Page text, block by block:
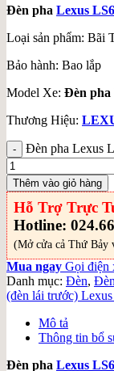
Đèn pha Lexus
Loại sản phẩm: Bãi
Bảo hành: Bao lắp
Model Xe: Đèn pha
Thương Hiệu:
Đèn pha Lexus
Thêm vào giỏ hàng
Hỗ Trợ Trực
Hotline:
(Mở cửa cả Thứ Bảy
Mua ngay Gọi điện
Danh mục: Đèn,
(đèn lái trước)
Mô tả
Thông tin bổ
Đèn pha Lexus